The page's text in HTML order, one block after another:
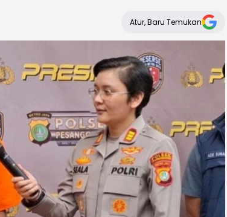
Atur, Baru Temukan